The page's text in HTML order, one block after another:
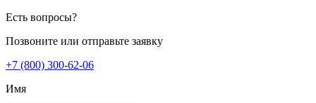
Есть вопросы?
Позвоните или отправьте заявку
+7 (800) 300-62-06
Имя